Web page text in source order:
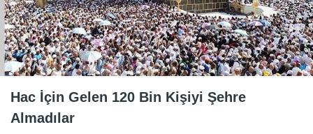
Hac İçin Gelen 120 Bin Kişiyi Şehre
Almadılar